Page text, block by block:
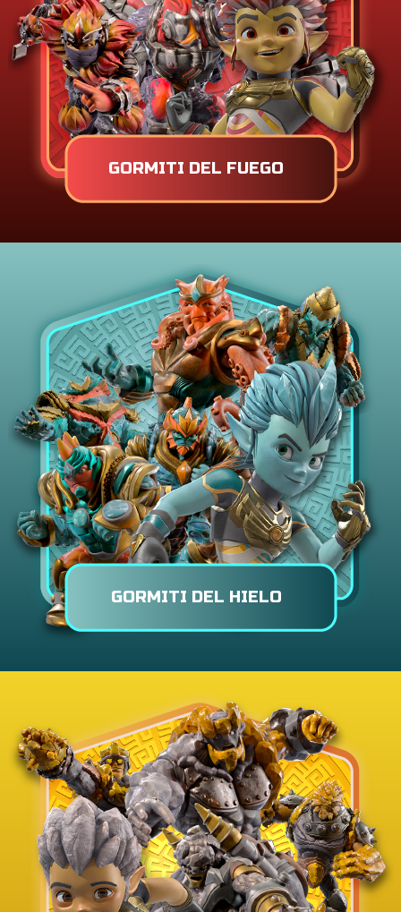
GORMITI DEL FUEGO
GORMITI DEL HIELO